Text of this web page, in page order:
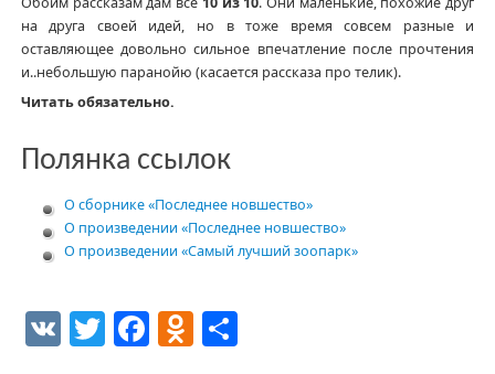
на друга своей идей, но в тоже время совсем разные и
оставляющее довольно сильное впечатление после прочтения
и..небольшую паранойю (касается рассказа про телик).
Читать обязательно.
Полянка ссылок
О сборнике «Последнее новшество»
О произведении «Последнее новшество»
О произведении «Самый лучший зоопарк»
VKTwitter
Facebook
Odnoklassniki
Отправить